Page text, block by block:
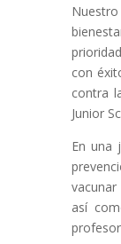
con
contra
Junior
En una
así